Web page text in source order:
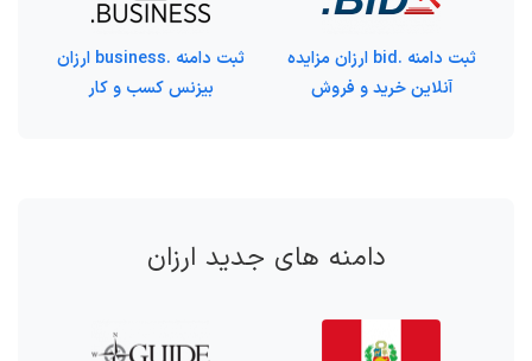
ثبت دامنه .bid ارزان مزایده
آنلاین خرید و فروش
ثبت دامنه .business ارزان
بیزنس کسب و کار
دامنه های جدید ارزان